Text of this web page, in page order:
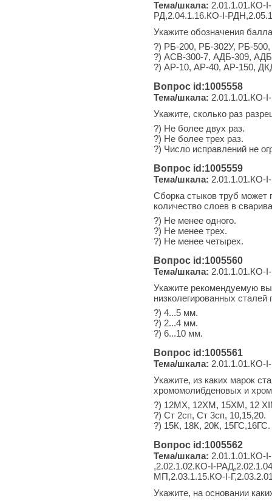
Тема/шкала: 2.01.1.01.КО-
РД,2.04.1.16.КО-I-
Укажите обозначения
?) РБ-200, РБ-302У, РБ-
?) АСВ-300-7, АДБ-309,
?) АР-10, АР-40, АР-150,
Вопрос id:1005558
Тема/шкала: 2.01.1.01.КО-
Укажите, сколько раз
?) Не более двух раз.
?) Не более трех раз.
?) Число исправлений не
Вопрос id:1005559
Тема/шкала: 2.01.1.01.КО-
Сборка стыков труб может
количество слоев в
?) Не менее одного.
?) Не менее трех.
?) Не менее четырех.
Вопрос id:1005560
Тема/шкала: 2.01.1.01.КО-
Укажите рекомендуемую
низколегированных сталей
?) 4...5 мм.
?) 2...4 мм.
?) 6...10 мм.
Вопрос id:1005561
Тема/шкала: 2.01.1.01.КО-
Укажите, из каких марок
хромомолибденовых и
?) 12МХ, 12ХМ, 15ХМ, 12
?) Ст 2сп, Ст 3сп, 10,15,20.
?) 15К, 18К, 20К, 15ГС,16ГС.
Вопрос id:1005562
Тема/шкала: 2.01.1.01.КО-
,2.02.1.02.КО-I-
МП,2.03.1.15.КО-I-
Укажите, на основании